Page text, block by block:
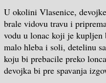
U okolini Vlasenice,
brale vidovu travu i
vodu u lonac koji je kupljen
malo hleba i soli, detelinu
koju bi prebacile preko
devojka bi pre spavanja